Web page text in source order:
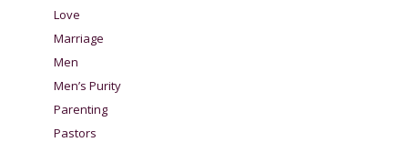
Love
Marriage
Men
Men’s Purity
Parenting
Pastors